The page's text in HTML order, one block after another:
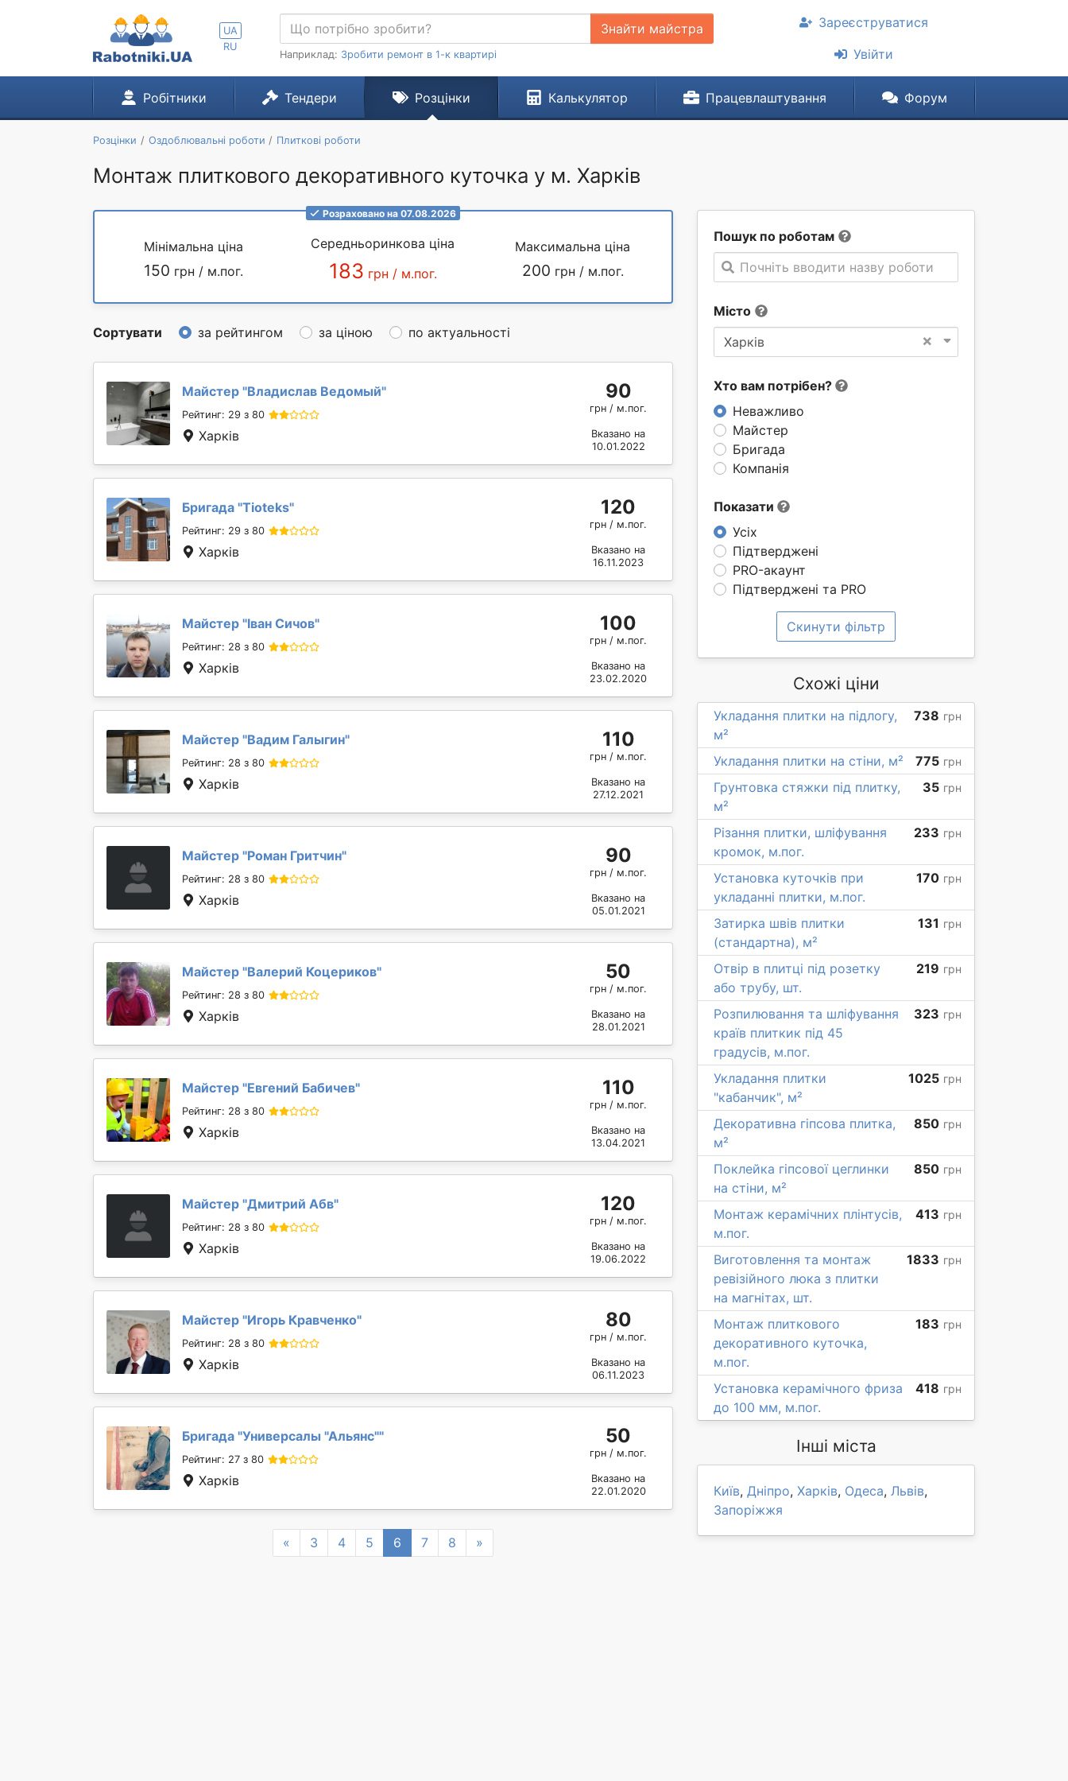
UA
RU
Знайти майстра
Наприклад: Зробити ремонт в 1-к квартирі
Зареєструватися
Увійти
Робітники Тендери Розцінки Калькулятор Працевлаштування Форум
Розцінки Оздоблювальні роботи Плиткові роботи
Монтаж плиткового декоративного куточка у м. Харків
Пошук по роботам
Почніть вводити назву роботи
Місто
×
Харків
Хто вам потрібен?
Неважливо
Майстер
Бригада
Компанія
Показати
Усіх
Підтверджені
PRO-акаунт
Підтверджені та PRO
Скинути фільтр
Розраховано на 07.08.2026
Мінімальна ціна
150 грн / м.пог.
Середньоринкова ціна
183 грн / м.пог.
Максимальна ціна
200 грн / м.пог.
Сортувати за рейтингом за ціною по актуальності
Майстер "Владислав Ведомый"
Рейтинг: 29 з 80
Харків
90
грн / м.пог.
Вказано на
10.01.2022
Бригада "Tioteks"
Рейтинг: 29 з 80
Харків
120
грн / м.пог.
Вказано на
16.11.2023
Майстер "Іван Сичов"
Рейтинг: 28 з 80
Харків
100
грн / м.пог.
Вказано на
23.02.2020
Майстер "Вадим Галыгин"
Рейтинг: 28 з 80
Харків
110
грн / м.пог.
Вказано на
27.12.2021
Майстер "Роман Гритчин"
Рейтинг: 28 з 80
Харків
90
грн / м.пог.
Вказано на
05.01.2021
Майстер "Валерий Коцериков"
Рейтинг: 28 з 80
Харків
50
грн / м.пог.
Вказано на
28.01.2021
Майстер "Евгений Бабичев"
Рейтинг: 28 з 80
Харків
110
грн / м.пог.
Вказано на
13.04.2021
Майстер "Дмитрий Абв"
Рейтинг: 28 з 80
Харків
120
грн / м.пог.
Вказано на
19.06.2022
Майстер "Игорь Кравченко"
Рейтинг: 28 з 80
Харків
80
грн / м.пог.
Вказано на
06.11.2023
Бригада "Универсалы "Альянс""
Рейтинг: 27 з 80
Харків
50
грн / м.пог.
Вказано на
22.01.2020
« Previous
3 4 5 6 7 8 »
Схожі ціни
Укладання плитки на підлогу,
м²
738 грн
Укладання плитки на стіни, м² 775 грн
Грунтовка стяжки під плитку,
м²
35 грн
Різання плитки, шліфування
кромок, м.пог.
233 грн
Установка куточків при
укладанні плитки, м.пог.
170 грн
Затирка швів плитки
(стандартна), м²
131 грн
Отвір в плитці під розетку
або трубу, шт.
219 грн
Розпилювання та шліфування
країв плиткик під 45
градусів, м.пог.
323 грн
Укладання плитки
"кабанчик", м²
1025 грн
Декоративна гіпсова плитка,
м²
850 грн
Поклейка гіпсової цеглинки
на стіни, м²
850 грн
Монтаж керамічних плінтусів,
м.пог.
413 грн
Виготовлення та монтаж
ревізійного люка з плитки
на магнітах, шт.
1833 грн
Монтаж плиткового
декоративного куточка,
м.пог.
183 грн
Установка керамічного фриза
до 100 мм, м.пог.
418 грн
Інші міста
Київ, Дніпро, Харків, Одеса, Львів,
Запоріжжя